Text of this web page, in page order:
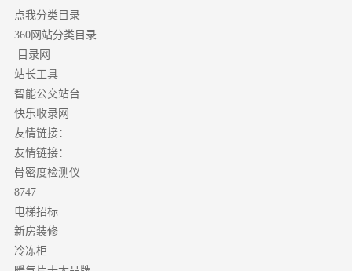
点我分类目录
360网站分类目录
目录网
站长工具
智能公交站台
快乐收录网
友情链接：
友情链接：
骨密度检测仪
8747
电梯招标
新房装修
冷冻柜